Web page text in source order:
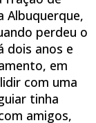
Albuquerque,
perdeu o
dois anos e
em
com uma
tinha
amigos,